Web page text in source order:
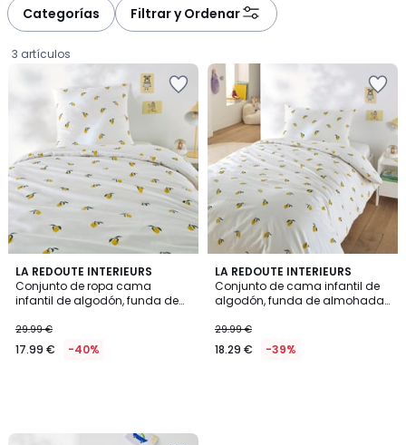
Categorías Filtrar y Ordenar
3 artículos
LA REDOUTE INTERIEURS
Conjunto de ropa cama
infantil de algodón, funda de
€
en
29.99 €
17.99 € -40%
LA REDOUTE INTERIEURS
Conjunto de cama infantil de
algodón, funda de almohada
29.99 €
18.29 € -39%